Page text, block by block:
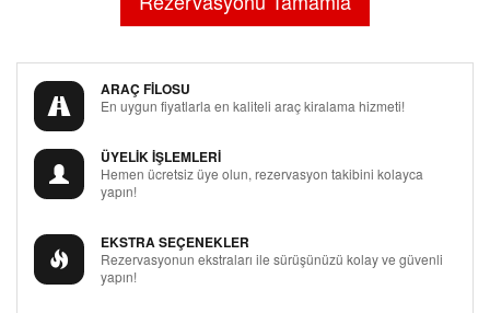
ARAÇ FİLOSU
En uygun fiyatlarla en kaliteli araç kiralama hizmeti!
ÜYELİK İŞLEMLERİ
Hemen ücretsiz üye olun, rezervasyon takibini kolayca
yapın!
EKSTRA SEÇENEKLER
Rezervasyonun ekstraları ile sürüşünüzü kolay ve güvenli
yapın!